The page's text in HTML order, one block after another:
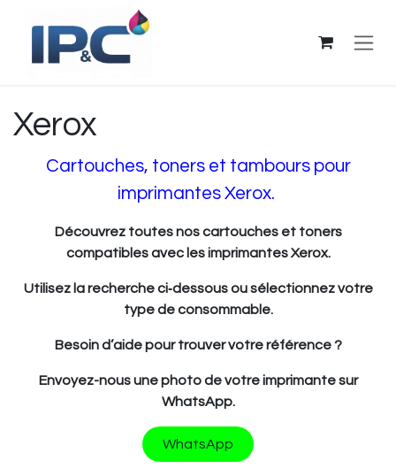
Se rendre au contenu
Xerox
Cartouches, toners et tambours pour
imprimantes Xerox.
Découvrez toutes nos cartouches et toners
compatibles avec les imprimantes Xerox.
Utilisez la recherche ci‑dessous ou sélectionnez votre
type de consommable.
Besoin d’aide pour trouver votre référence ?
Envoyez-nous une photo de votre imprimante sur
WhatsApp.
WhatsApp